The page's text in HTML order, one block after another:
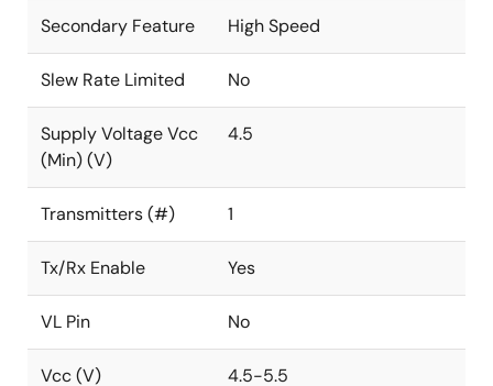
Secondary Feature High Speed
Slew Rate Limited No
Supply Voltage Vcc
(Min) (V)
4.5
Transmitters (#) 1
Tx/Rx Enable Yes
VL Pin No
Vcc (V) 4.5-5.5